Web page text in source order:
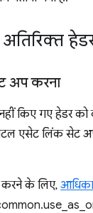
अप करना
नहीं किए गए हेडर
एसेट लिंक सेट
के लिए,